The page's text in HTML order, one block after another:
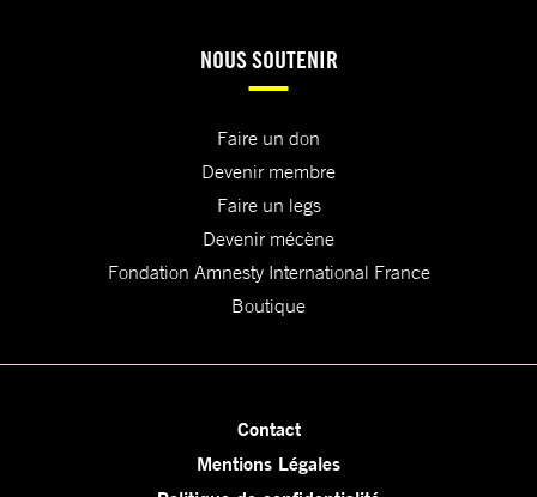
NOUS SOUTENIR
Faire un don
Devenir membre
Faire un legs
Devenir mécène
Fondation Amnesty International France
Boutique
Contact
Mentions Légales